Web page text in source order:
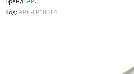
Код:APC-LP18014